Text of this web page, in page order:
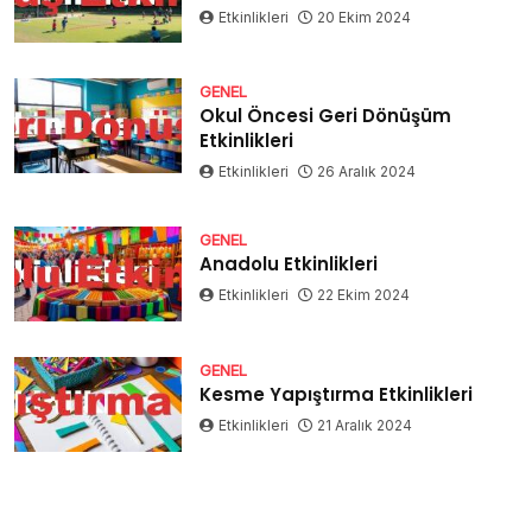
Etkinlikleri 20 Ekim 2024
GENEL
Okul Öncesi Geri Dönüşüm
Etkinlikleri
Etkinlikleri 26 Aralık 2024
GENEL
Anadolu Etkinlikleri
Etkinlikleri 22 Ekim 2024
GENEL
Kesme Yapıştırma Etkinlikleri
Etkinlikleri 21 Aralık 2024